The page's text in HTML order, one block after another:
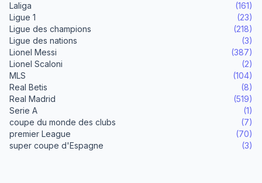
Laliga
(161)
Ligue 1
(23)
Ligue des champions
(218)
Ligue des nations
(3)
Lionel Messi
(387)
Lionel Scaloni
(2)
MLS
(104)
Real Betis
(8)
Real Madrid
(519)
Serie A
(1)
coupe du monde des clubs
(7)
premier League
(70)
super coupe d'Espagne
(3)